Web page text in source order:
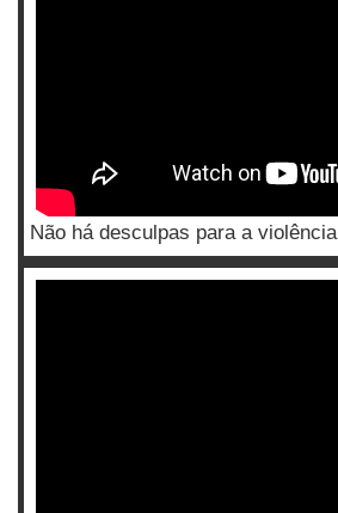
Não há desculpas para a